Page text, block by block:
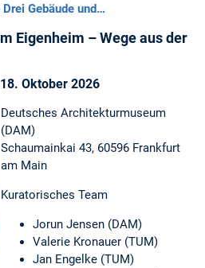
Gebäude und…
Eigenheim – Wege aus der
Oktober 2026
Deutsches Architekturmuseum
(DAM)
Schaumainkai 43, 60596 Frankfurt
am Main
Kuratorisches Team
Jorun Jensen (DAM)
Valerie Kronauer (TUM)
Jan Engelke (TUM)